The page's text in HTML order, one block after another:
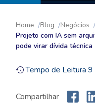
Home Blog
Negócios
Projeto com IA sem
pode virar dívida técnica
Tempo de Leitura 9
Compartilhar